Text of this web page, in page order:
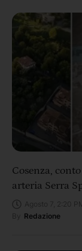
Cosenza,
arteria Serra
Redazione